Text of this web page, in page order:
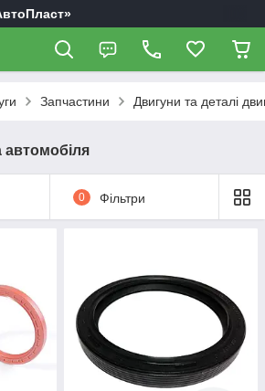
Запчастини Двигуни та деталі
0 Фільтри